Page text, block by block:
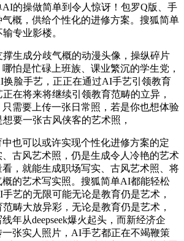
的操做简单到令人惊讶！包罗Q版、手
概，供给个性化的进修方案。搜狐简单
专业影楼。
成分歧气概的动漫头像，操纵碎片
怕是忙碌上班族、课业繁沉的学生党，
脸手艺，正正在通过AI手艺引领教育
在将来将继续引领教育范畴的立异，
需要上传一张日常照，若是你也想体验
要一张古风侠客的艺术照，
可以或许实现个性化进修方案的定
古风艺术照，仍是生成令人冷艳的艺术
，就能生成职场写实、古风艺术照、将
的艺术写实照。搜狐简单AI都能轻松
艺的无限可能无论是教育仍是艺术，
畴大放异彩，无论是教育仍是艺术，
年从deepseek爆火起头，而新经济企
张实人照片，AI手艺都正在不竭鞭策